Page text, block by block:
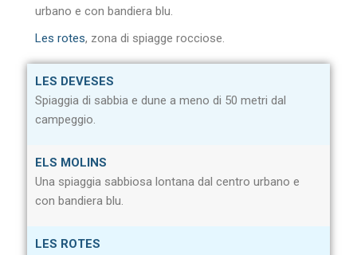
urbano e con bandiera blu.
Les rotes, zona di spiagge rocciose.
LES DEVESES
Spiaggia di sabbia e dune a meno di 50 metri dal
campeggio.
ELS MOLINS
Una spiaggia sabbiosa lontana dal centro urbano e
con bandiera blu.
LES ROTES